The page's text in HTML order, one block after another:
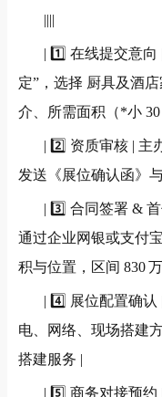
||||
| 1️⃣ 在线提交意向
定” ，选择 厨具及酒
介、所需面积（*小 30
| 2️⃣ 资质审核 | 主
发送《展位确认函》
| 3️⃣ 合同签署 &
通过企业网银或支付
积与位置，区间 830
| 4️⃣ 展位配置确认
电、网络、现场搭建
搭建服务 |
| 5️⃣ 商务对接预约